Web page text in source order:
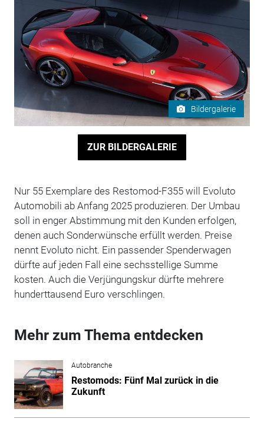
Bildergalerie
ZUR BILDERGALERIE
Nur 55 Exemplare des Restomod-F355 will Evoluto
Automobili ab Anfang 2025 produzieren. Der Umbau
soll in enger Abstimmung mit den Kunden erfolgen,
denen auch Sonderwünsche erfüllt werden. Preise
nennt Evoluto nicht. Ein passender Spenderwagen
dürfte auf jeden Fall eine sechsstellige Summe
kosten. Auch die Verjüngungskur dürfte mehrere
hunderttausend Euro verschlingen.
Mehr zum Thema entdecken
Autobranche
Restomods: Fünf Mal zurück in die
Zukunft